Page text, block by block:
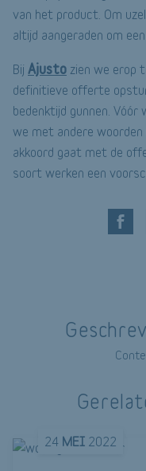
van het product. Om
altijd aangeraden om
Bij Ajusto zien we erop
definitieve offerte
bedenktijd gunnen. Vóór
we met andere
akkoord gaat met de
soort werken een
24 MEI 2022